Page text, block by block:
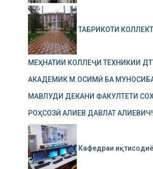
ТАБРИКОТИ
МЕҲНАТИИ КОЛЛЕҶИ ТЕХНИКИИ
АКАДЕМИК М.ОСИМӢ БА
МАВЛУДИ ДЕКАНИ ФАКУЛТЕТИ
РОҲСОЗӢ АЛИЕВ ДАВЛАТ АЛИЕВИЧ!
Кафедраи